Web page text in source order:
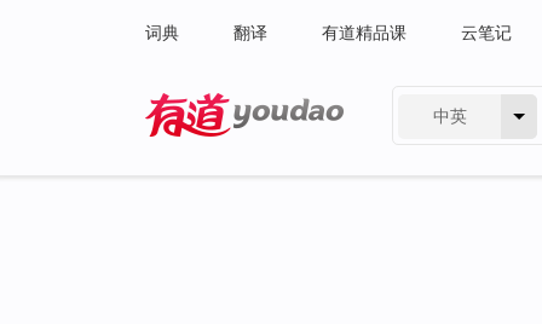
词典 翻译 有道精品课 云笔记
中英